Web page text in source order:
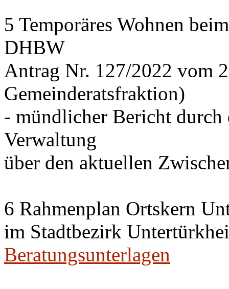
5 Temporäres Wohnen
DHBW
Antrag Nr. 127/2022 vom
Gemeinderatsfraktion)
- mündlicher Bericht
Verwaltung
über den aktuellen
6 Rahmenplan Ortskern
im Stadtbezirk
Beratungsunterlagen